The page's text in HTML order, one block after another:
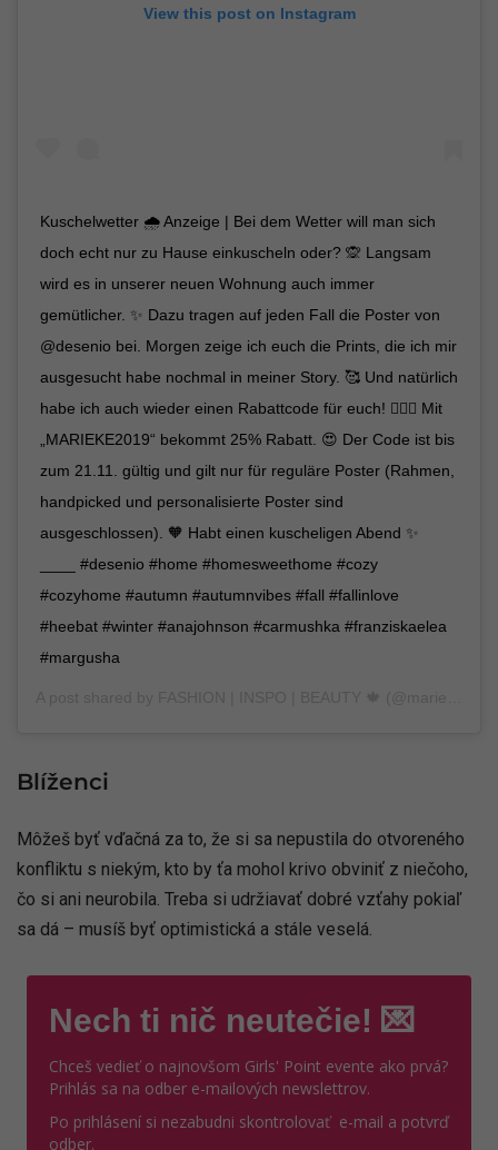
View this post on Instagram
Kuschelwetter 🌧 Anzeige | Bei dem Wetter will man sich
doch echt nur zu Hause einkuscheln oder? 🙊 Langsam
wird es in unserer neuen Wohnung auch immer
gemütlicher. ✨ Dazu tragen auf jeden Fall die Poster von
@desenio bei. Morgen zeige ich euch die Prints, die ich mir
ausgesucht habe nochmal in meiner Story. 🥰 Und natürlich
habe ich auch wieder einen Rabattcode für euch! 🙆🏽‍♀️ Mit
„MARIEKE2019“ bekommt 25% Rabatt. 😍 Der Code ist bis
zum 21.11. gültig und gilt nur für reguläre Poster (Rahmen,
handpicked und personalisierte Poster sind
ausgeschlossen). 🧡 Habt einen kuscheligen Abend ✨
____ #desenio #home #homesweethome #cozy
#cozyhome #autumn #autumnvibes #fall #fallinlove
#heebat #winter #anajohnson #carmushka #franziskaelea
#margusha
Blíženci
Môžeš byť vďačná za to, že si sa nepustila do otvoreného
konfliktu s niekým, kto by ťa mohol krivo obviniť z niečoho,
čo si ani neurobila. Treba si udržiavať dobré vzťahy pokiaľ
sa dá – musíš byť optimistická a stále veselá.
Nech ti nič neutečie! 💌
Chceš vedieť o najnovšom Girls' Point evente ako prvá?
Prihlás sa na odber e-mailových newslettrov.
Po prihlásení si nezabudni skontrolovať e-mail a potvrď
odber.